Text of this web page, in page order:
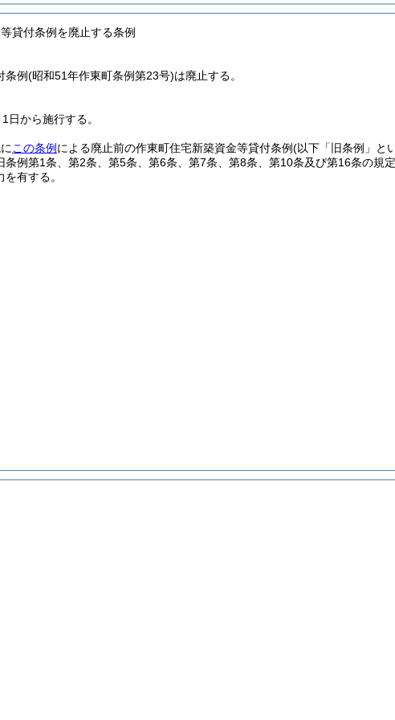
貸付条例を廃止する条例
条例(昭和51年作東町条例第23号)は廃止する。
日から施行する。
この条例 による廃止前の作東町住宅新築資金等貸付条例(以下「旧条例」と
条例第1条、第2条、第5条、第6条、第7条、第8条、第10条及び第16条の規
有する。